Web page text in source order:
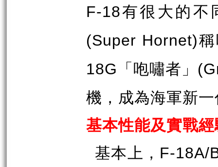
F-18有很大的不
(Super Hornet)
18G 「咆嘯者」
機，成為海軍新
基本性能及實戰
基本上， F-18A/